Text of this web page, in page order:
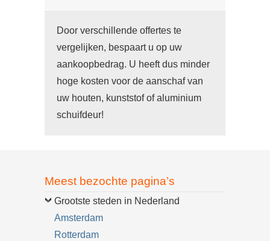
Door verschillende offertes te
vergelijken, bespaart u op uw
aankoopbedrag. U heeft dus minder
hoge kosten voor de aanschaf van
uw houten, kunststof of aluminium
schuifdeur!
Meest bezochte pagina’s
Grootste steden in Nederland
Amsterdam
Rotterdam